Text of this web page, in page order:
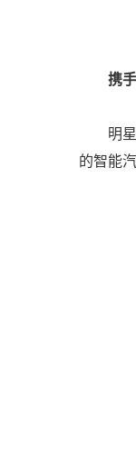
携
明星代
的智能